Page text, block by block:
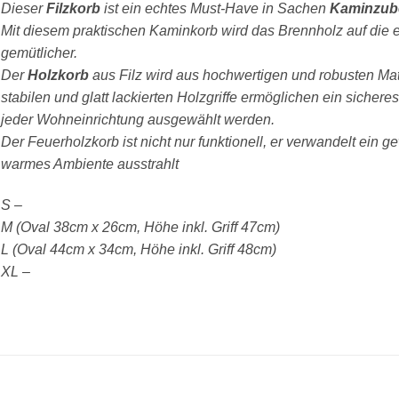
DieserFilzkorbist ein echtes Must-Have in Sachen
Mit diesem praktischen Kaminkorb wird das Brennholz auf
gemütlicher.
DerHolzkorbaus Filz wird aus hochwertigen und robusten
stabilen und glatt lackierten Holzgriffe ermöglichen ein
jeder Wohneinrichtung ausgewählt werden.
Der Feuerholzkorb ist nicht nur funktionell, er verwandelt ein
warmes Ambiente ausstrahlt
S –
M (Oval 38cm x 26cm, Höhe inkl. Griff 47cm)
L (Oval 44cm x 34cm, Höhe inkl. Griff 48cm)
XL –